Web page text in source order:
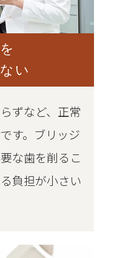
い
ずなど、正常
す。ブリッジ
な歯を削るこ
負担が小さい